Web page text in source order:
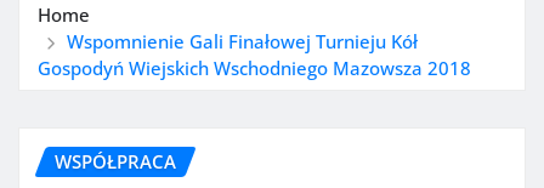
Home
Wspomnienie Gali Finałowej Turnieju Kół
Gospodyń Wiejskich Wschodniego Mazowsza 2018
WSPÓŁPRACA